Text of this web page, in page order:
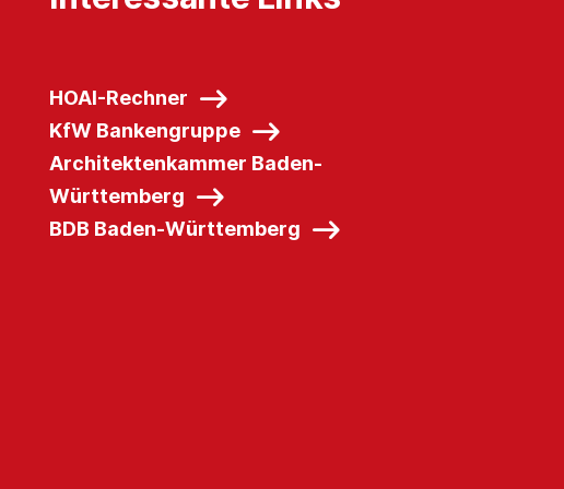
HOAI-Rechner
KfW Bankengruppe
Architektenkammer Baden-
Württemberg
BDB Baden-Württemberg